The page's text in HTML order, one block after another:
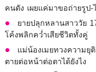
คนดัง เผยแค่มาขอถ่ายรูป-
ยายปลุกหลานสาววัย
โค้งพลิกคว่ำเสียชีวิตทั้งคู่
แม่น้องเมยทวงความยุ
ตายต่อหน้าต่อตาได้ยังไง